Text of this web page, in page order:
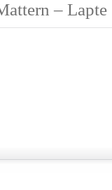
– Lapte